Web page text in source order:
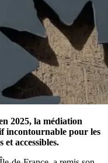
2025, la médiation
incontournable pour les
et accessibles.